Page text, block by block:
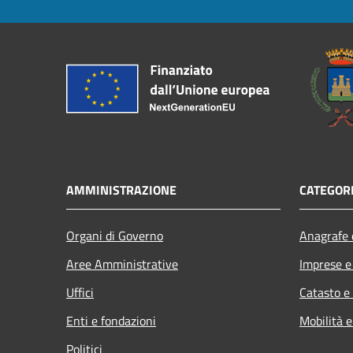
AMMINISTRAZIONE
Organi di Governo
Aree Amministrative
Uffici
Enti e fondazioni
Politici
Imprese
Catasto
Mobilità